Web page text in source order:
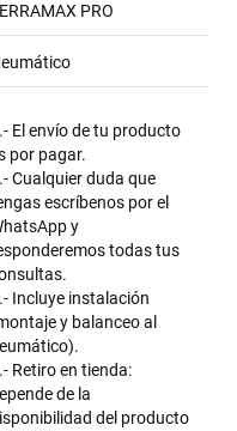
PRO
El envío de tu producto
por pagar.
Cualquier duda que
escríbenos por el
y
todas tus
Incluye instalación
y balanceo al
Retiro en tienda:
de la
del producto